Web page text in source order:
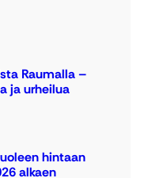
Raumalla –
ja urheilua
hintaan
alkaen